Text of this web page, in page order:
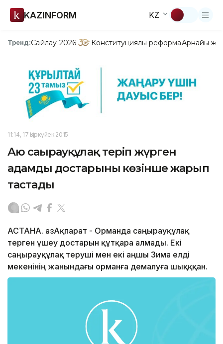
KAZINFORM KZ
Тренд:Сайлау-2026 Конституциялық реформаАрнайы
11:14, 17 Қыркүйек 2015
Аю саңырауқұлақ теріп жүрген
адамды достарының көзінше жарып
тастады
АСТАНА. ҚазАқпарат - Орманда саңырауқұлақ
терген үшеу достарын құтқара алмады. Екі
саңырауқұлақ теруші мен екі аңшы Зима елді
мекенінің жанындағы орманға демалуға шықққан.